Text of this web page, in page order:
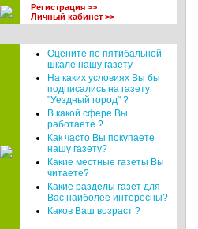
Регистрация >>
Личный кабинет >>
Оцените по пятибальной
шкале нашу газету
На каких условиях Вы бы
подписались на газету
"Уездный город" ?
В какой сфере Вы
работаете ?
Как часто Вы покупаете
нашу газету?
Какие местные газеты Вы
читаете?
Какие разделы газет для
Вас наиболее интересны?
Каков Ваш возраст ?